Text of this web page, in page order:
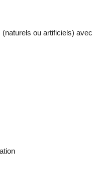
ou artificiels) avec